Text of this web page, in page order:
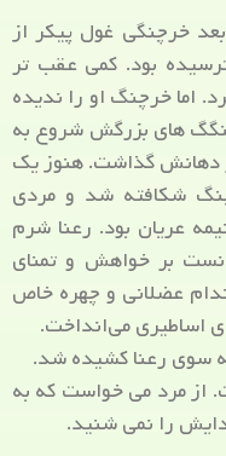
خرچنگی غول پیکر از
بود. کمی عقب تر
اما خرچنگ او را ندیده
های بزرگش شروع به
دهانش گذاشت. هنوز یک
شکافته شد و مردی
عریان بود. رعنا شرم
بر خواهش و تمنای
عضلانی و چهره خاص
اساطیری می‌انداخت.
سوی رعنا کشیده شد.
از مرد می خواست که به
را نمی شنید.